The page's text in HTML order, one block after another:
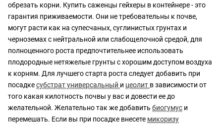
обрезать корни. Купить саженцы гейхеры в контейнере - это
гарантия приживаемости. Они не требовательны к почве,
могут расти как на супесчаных, суглинистых грунтах и
черноземах с нейтральной или слабощелочной средой, для
полноценного роста предпочтительнее использовать
плодородные нетяжелые грунты с хорошим доступом воздуха
к корням. Для лучшего старта роста следует добавить при
посадкесубстрат универсальный и цеолит в зависимости от
того какая килотность почвы у вас и довести ее до
желательной. Желательно так же добавить биогумус и
перемешать. Если вы при посадке внесете микоризу